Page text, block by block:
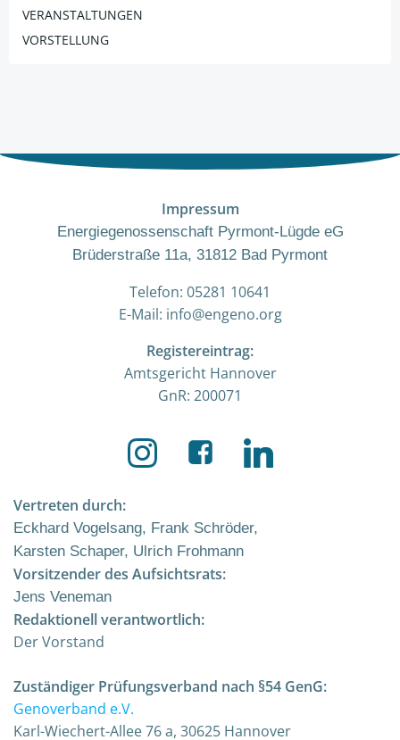
VERANSTALTUNGEN
VORSTELLUNG
Impressum
Energiegenossenschaft Pyrmont-Lügde eG
Brüderstraße 11a, 31812 Bad Pyrmont
Telefon: 05281 10641
E-Mail: info@engeno.org
Registereintrag:
Amtsgericht Hannover
GnR: 200071
Vertreten durch:
Eckhard Vogelsang, Frank Schröder,
Karsten Schaper, Ulrich Frohmann
Vorsitzender des Aufsichtsrats:
Jens Veneman
Redaktionell verantwortlich:
Der Vorstand
Zuständiger Prüfungsverband nach §54 GenG:
Genoverband e.V.
Karl-Wiechert-Allee 76 a, 30625 Hannover